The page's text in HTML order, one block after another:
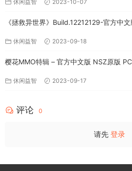
休闲益智 2023-10-07
《拯救异世界》Build.12212129-官方中
休闲益智 2023-09-18
樱花MMO特辑 – 官方中文版 NSZ原版
休闲益智 2023-09-17
评论 0
请先 登录